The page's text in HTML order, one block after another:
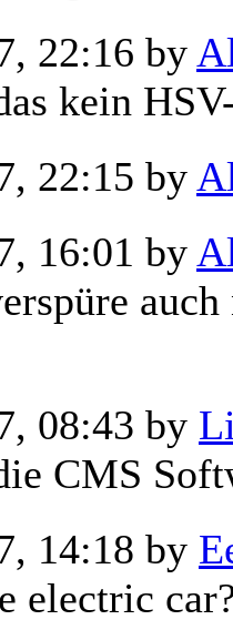
22:16 by
kein
22:15 by
16:01 by
08:43 by
CMS
14:18 by
electric